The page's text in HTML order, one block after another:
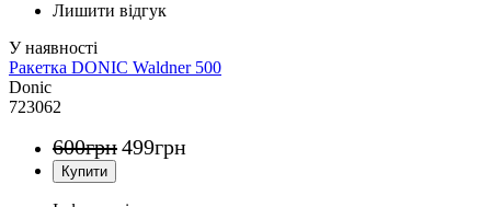
Лишити відгук
Ракетка DONIC Waldner 500
Donic
723062
600грн499грн